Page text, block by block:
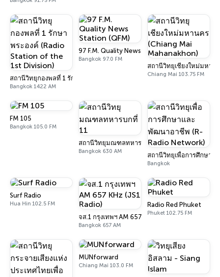
สถานีวิทยุกองพลที่ 1 รักษาพระองค์ (Radio Station of the 1st Division)
Bangkok 1422 AM
97 F.M. Quality News Station (QFM)
Bangkok 97.0 FM
สถานีวิทยุเชียงใหม่มหาน
Chiang Mai 103.75 FM
FM 105
Bangkok 105.0 FM
สถานีวิทยุมณฑลทหารบกที่ 11
Bangkok 630 AM
สถานีวิทยุเพื่อการศึกษาแ
Bangkok
Surf Radio
Hua Hin 102.5 FM
จส.1 กรุงเทพฯ AM 657 KHz (JS1 Radio)
Bangkok 657 AM
Radio Red Phuket
Phuket 102.75 FM
MUNforward
Chiang Mai 103.0 FM